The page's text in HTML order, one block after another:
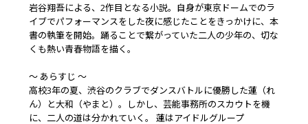
岩谷翔吾による、2作目となる小説。自身が東京ドームでのラ
イブでパフォーマンスをした夜に感じたことをきっかけに、本
書の執筆を開始。踊ることで繋がっていた二人の少年の、切な
くも熱い青春物語を描く。
～ あらすじ ～
高校3年の夏、渋谷のクラブでダンスバトルに優勝した蓮（れ
ん）と大和（やまと）。しかし、芸能事務所のスカウトを機
に、二人の道は分かれていく――。 蓮はアイドルグループ